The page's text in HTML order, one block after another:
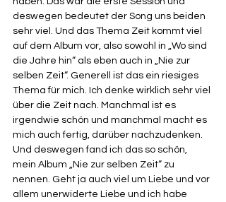
deswegen bedeutet der Song uns beiden
sehr viel. Und das Thema Zeit kommt viel
auf dem Album vor, also sowohl in „Wo sind
die Jahre hin“ als eben auch in „Nie zur
selben Zeit“. Generell ist das ein riesiges
Thema für mich. Ich denke wirklich sehr viel
über die Zeit nach. Manchmal ist es
irgendwie schön und manchmal macht es
mich auch fertig, darüber nachzudenken.
Und deswegen fand ich das so schön,
mein Album „Nie zur selben Zeit“ zu
nennen. Geht ja auch viel um Liebe und vor
allem unerwiderte Liebe und ich habe